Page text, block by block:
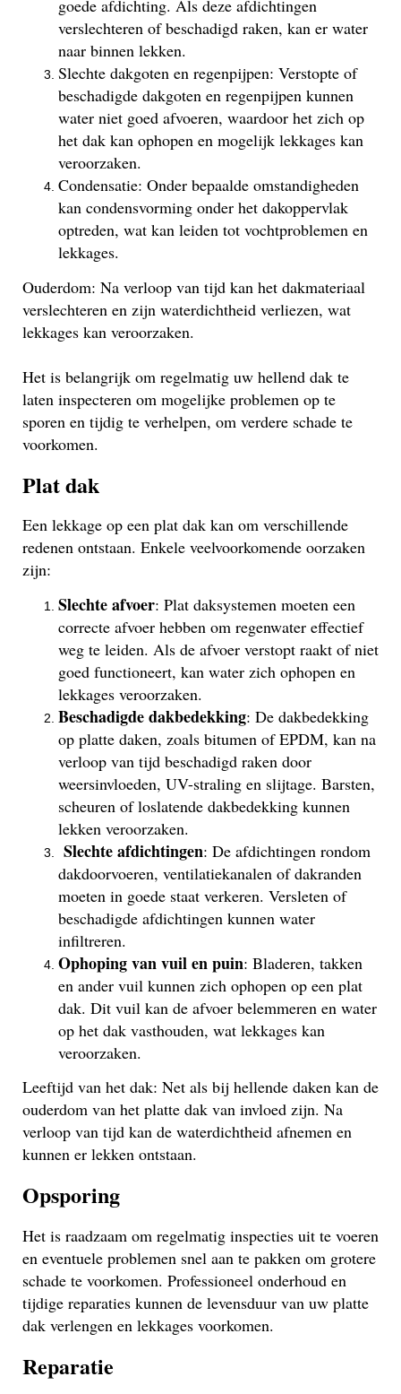
goede afdichting. Als deze afdichtingen
verslechteren of beschadigd raken, kan er water
naar binnen lekken.
Slechte dakgoten en regenpijpen: Verstopte of
beschadigde dakgoten en regenpijpen kunnen
water niet goed afvoeren, waardoor het zich op
het dak kan ophopen en mogelijk lekkages kan
veroorzaken.
Condensatie: Onder bepaalde omstandigheden
kan condensvorming onder het dakoppervlak
optreden, wat kan leiden tot vochtproblemen en
lekkages.
Ouderdom: Na verloop van tijd kan het dakmateriaal
verslechteren en zijn waterdichtheid verliezen, wat
lekkages kan veroorzaken.
Het is belangrijk om regelmatig uw hellend dak te
laten inspecteren om mogelijke problemen op te
sporen en tijdig te verhelpen, om verdere schade te
voorkomen.
Plat dak
Een lekkage op een plat dak kan om verschillende
redenen ontstaan. Enkele veelvoorkomende oorzaken
zijn:
Slechte afvoer: Plat daksystemen moeten een
correcte afvoer hebben om regenwater effectief
weg te leiden. Als de afvoer verstopt raakt of niet
goed functioneert, kan water zich ophopen en
lekkages veroorzaken.
Beschadigde dakbedekking: De dakbedekking
op platte daken, zoals bitumen of EPDM, kan na
verloop van tijd beschadigd raken door
weersinvloeden, UV-straling en slijtage. Barsten,
scheuren of loslatende dakbedekking kunnen
lekken veroorzaken.
Slechte afdichtingen: De afdichtingen rondom
dakdoorvoeren, ventilatiekanalen of dakranden
moeten in goede staat verkeren. Versleten of
beschadigde afdichtingen kunnen water
infiltreren.
Ophoping van vuil en puin: Bladeren, takken
en ander vuil kunnen zich ophopen op een plat
dak. Dit vuil kan de afvoer belemmeren en water
op het dak vasthouden, wat lekkages kan
veroorzaken.
Leeftijd van het dak: Net als bij hellende daken kan de
ouderdom van het platte dak van invloed zijn. Na
verloop van tijd kan de waterdichtheid afnemen en
kunnen er lekken ontstaan.
Opsporing
Het is raadzaam om regelmatig inspecties uit te voeren
en eventuele problemen snel aan te pakken om grotere
schade te voorkomen. Professioneel onderhoud en
tijdige reparaties kunnen de levensduur van uw platte
dak verlengen en lekkages voorkomen.
Reparatie